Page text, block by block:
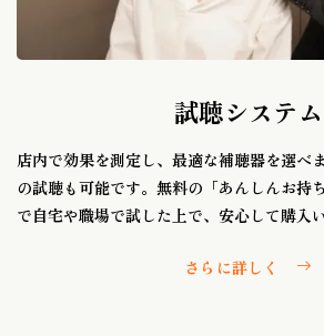
試聴システム
店内で効果を測定し、最適な補聴器を選べ
の試聴も可能です。無料の「あんしんお持
で自宅や職場で試した上で、安心して購入
さらに詳しく